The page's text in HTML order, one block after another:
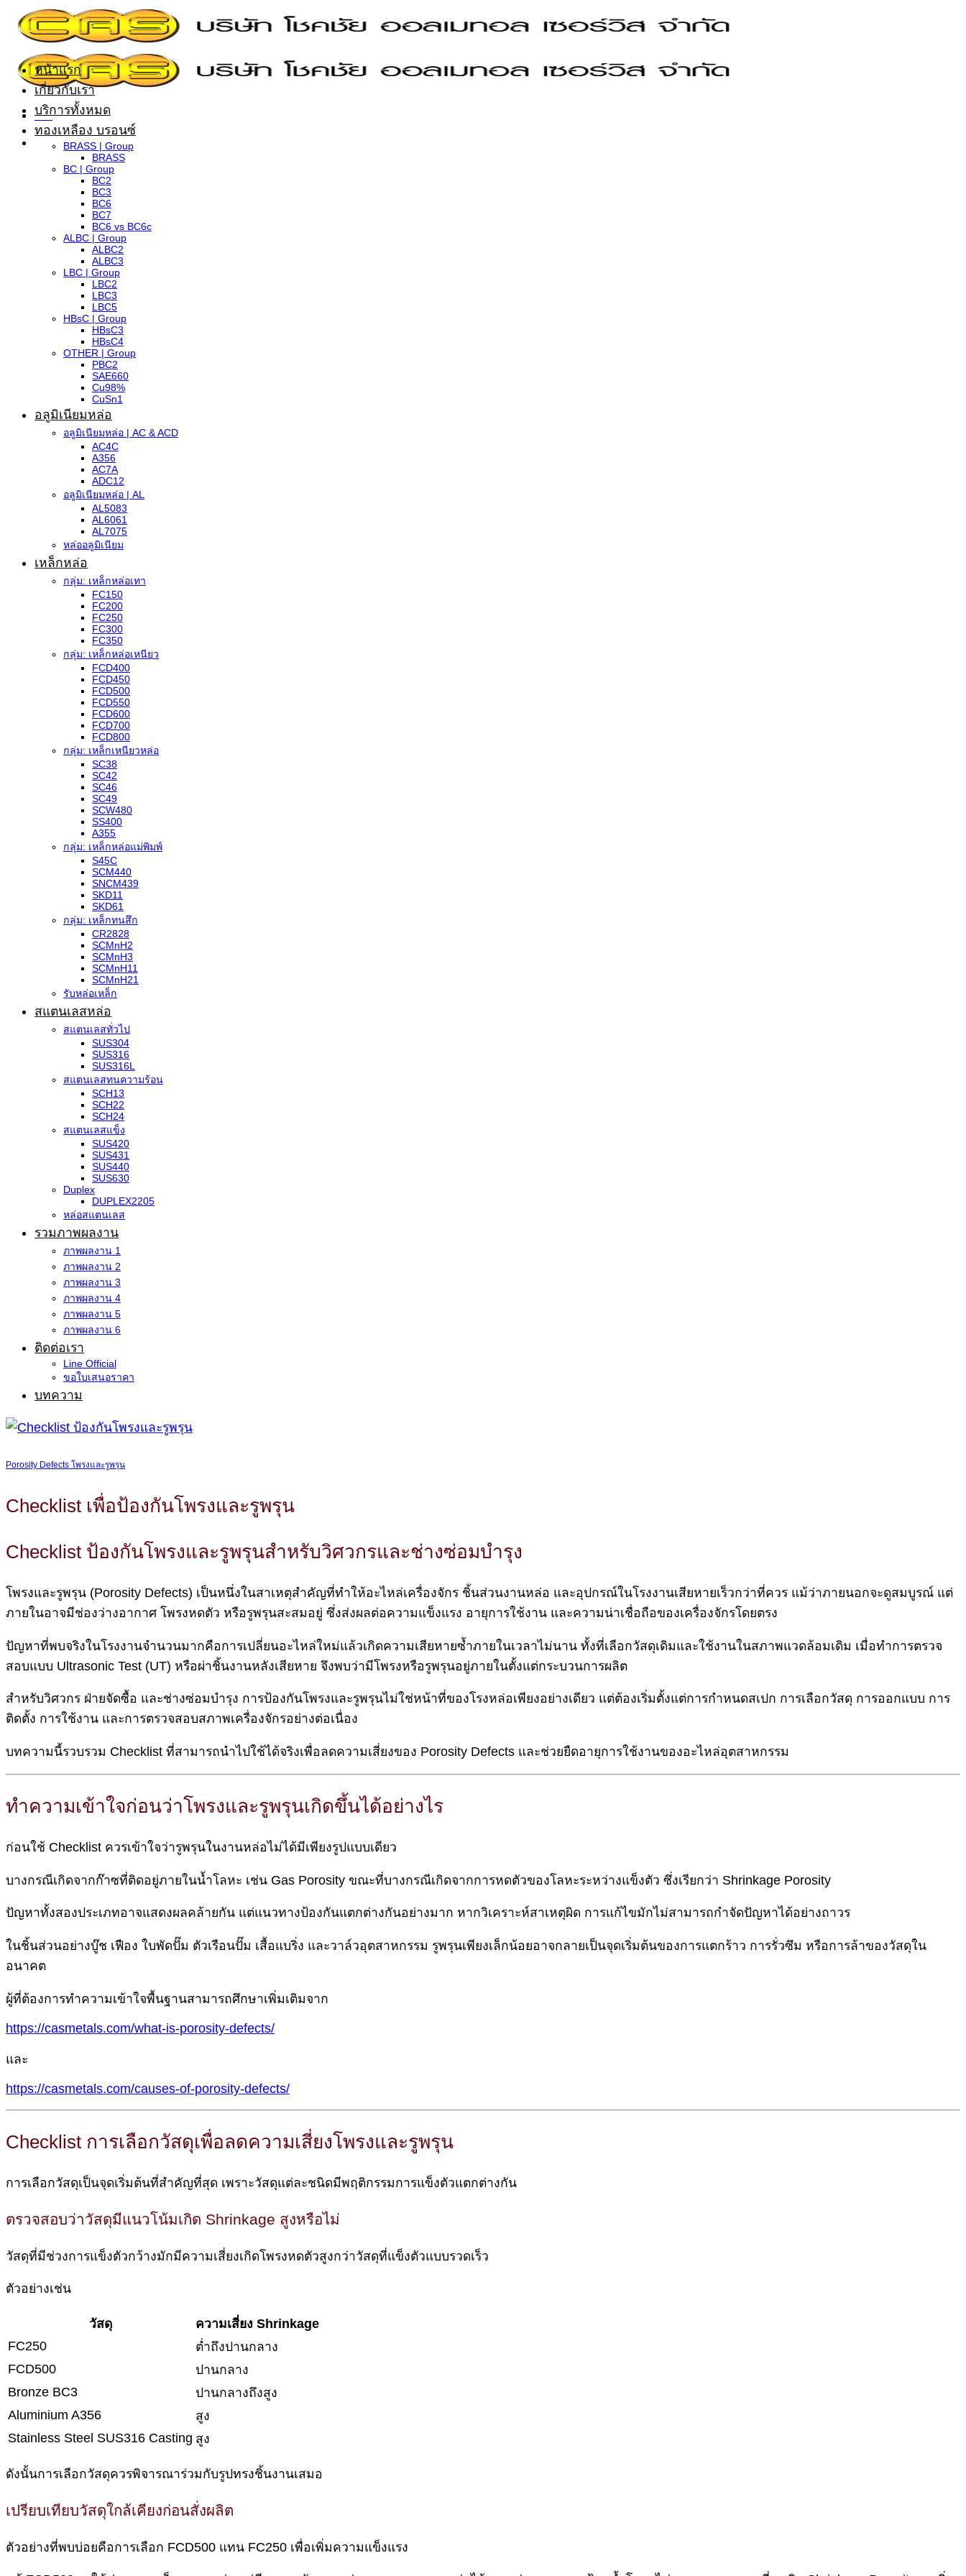
ข้าม
ไป
เนื้อหาหน้าแรก
เกี่ยวกับเรา
บริการทั้งหมด
ทองเหลือง บรอนซ์
BRASS | Group
BRASS
BC | Group
BC2
BC3
BC6
BC7
BC6 vs BC6c
ALBC | Group
ALBC2
ALBC3
LBC | Group
LBC2
LBC3
LBC5
HBsC | Group
HBsC3
HBsC4
OTHER | Group
PBC2
SAE660
Cu98%
CuSn1
อลูมิเนียมหล่อ
อลูมิเนียมหล่อ | AC & ACD
AC4C
A356
AC7A
ADC12
อลูมิเนียมหล่อ | AL
AL5083
AL6061
AL7075
หล่ออลูมิเนียม
เหล็กหล่อ
กลุ่ม: เหล็กหล่อเทา
FC150
FC200
FC250
FC300
FC350
กลุ่ม: เหล็กหล่อเหนียว
FCD400
FCD450
FCD500
FCD550
FCD600
FCD700
FCD800
กลุ่ม: เหล็กเหนียวหล่อ
SC38
SC42
SC46
SC49
SCW480
SS400
A355
กลุ่ม: เหล็กหล่อแม่พิมพ์
S45C
SCM440
SNCM439
SKD11
SKD61
กลุ่ม: เหล็กทนสึก
CR2828
SCMnH2
SCMnH3
SCMnH11
SCMnH21
รับหล่อเหล็ก
สแตนเลสหล่อ
สแตนเลสทั่วไป
SUS304
SUS316
SUS316L
สแตนเลสทนความร้อน
SCH13
SCH22
SCH24
สแตนเลสแข็ง
SUS420
SUS431
SUS440
SUS630
Duplex
DUPLEX2205
หล่อสแตนเลส
รวมภาพผลงาน
ภาพผลงาน 1
ภาพผลงาน 2
ภาพผลงาน 3
ภาพผลงาน 4
ภาพผลงาน 5
ภาพผลงาน 6
ติดต่อเรา
Line Official
ขอใบเสนอราคา
บทความ
Porosity Defects โพรงและรูพรุน
Checklist เพื่อป้องกันโพรงและรูพรุน
Checklist ป้องกันโพรงและรูพรุนสำหรับวิศวกรและช่างซ่อมบำรุง
โพรงและรูพรุน (Porosity Defects) เป็นหนึ่งในสาเหตุสำคัญที่ทำให้อะไหล่เครื่องจักร ชิ้นส่วนงานหล่อ และอุปกรณ์ในโรงงานเสียหายเร็วกว่าที่ควร แม้ว่าภายนอกจะดูสมบูรณ์ แต่
ภายในอาจมีช่องว่างอากาศ โพรงหดตัว หรือรูพรุนสะสมอยู่ ซึ่งส่งผลต่อความแข็งแรง อายุการใช้งาน และความน่าเชื่อถือของเครื่องจักรโดยตรง
ปัญหาที่พบจริงในโรงงานจำนวนมากคือการเปลี่ยนอะไหล่ใหม่แล้วเกิดความเสียหายซ้ำภายในเวลาไม่นาน ทั้งที่เลือกวัสดุเดิมและใช้งานในสภาพแวดล้อมเดิม เมื่อทำการตรวจ
สอบแบบ Ultrasonic Test (UT) หรือผ่าชิ้นงานหลังเสียหาย จึงพบว่ามีโพรงหรือรูพรุนอยู่ภายในตั้งแต่กระบวนการผลิต
สำหรับวิศวกร ฝ่ายจัดซื้อ และช่างซ่อมบำรุง การป้องกันโพรงและรูพรุนไม่ใช่หน้าที่ของโรงหล่อเพียงอย่างเดียว แต่ต้องเริ่มตั้งแต่การกำหนดสเปก การเลือกวัสดุ การออกแบบ การ
ติดตั้ง การใช้งาน และการตรวจสอบสภาพเครื่องจักรอย่างต่อเนื่อง
บทความนี้รวบรวม Checklist ที่สามารถนำไปใช้ได้จริงเพื่อลดความเสี่ยงของ Porosity Defects และช่วยยืดอายุการใช้งานของอะไหล่อุตสาหกรรม
ทำความเข้าใจก่อนว่าโพรงและรูพรุนเกิดขึ้นได้อย่างไร
ก่อนใช้ Checklist ควรเข้าใจว่ารูพรุนในงานหล่อไม่ได้มีเพียงรูปแบบเดียว
บางกรณีเกิดจากก๊าซที่ติดอยู่ภายในน้ำโลหะ เช่น Gas Porosity ขณะที่บางกรณีเกิดจากการหดตัวของโลหะระหว่างแข็งตัว ซึ่งเรียกว่า Shrinkage Porosity
ปัญหาทั้งสองประเภทอาจแสดงผลคล้ายกัน แต่แนวทางป้องกันแตกต่างกันอย่างมาก หากวิเคราะห์สาเหตุผิด การแก้ไขมักไม่สามารถกำจัดปัญหาได้อย่างถาวร
ในชิ้นส่วนอย่างบู๊ช เฟือง ใบพัดปั๊ม ตัวเรือนปั๊ม เสื้อแบริ่ง และวาล์วอุตสาหกรรม รูพรุนเพียงเล็กน้อยอาจกลายเป็นจุดเริ่มต้นของการแตกร้าว การรั่วซึม หรือการล้าของวัสดุใน
อนาคต
ผู้ที่ต้องการทำความเข้าใจพื้นฐานสามารถศึกษาเพิ่มเติมจาก
https://casmetals.com/what-is-porosity-defects/
และ
https://casmetals.com/causes-of-porosity-defects/
Checklist การเลือกวัสดุเพื่อลดความเสี่ยงโพรงและรูพรุน
การเลือกวัสดุเป็นจุดเริ่มต้นที่สำคัญที่สุด เพราะวัสดุแต่ละชนิดมีพฤติกรรมการแข็งตัวแตกต่างกัน
ตรวจสอบว่าวัสดุมีแนวโน้มเกิด Shrinkage สูงหรือไม่
วัสดุที่มีช่วงการแข็งตัวกว้างมักมีความเสี่ยงเกิดโพรงหดตัวสูงกว่าวัสดุที่แข็งตัวแบบรวดเร็ว
ตัวอย่างเช่น
วัสดุ
ความเสี่ยง Shrinkage
FC250
ต่ำถึงปานกลาง
FCD500
ปานกลาง
Bronze BC3
ปานกลางถึงสูง
Aluminium A356
สูง
Stainless Steel SUS316 Casting สูง
ดังนั้นการเลือกวัสดุควรพิจารณาร่วมกับรูปทรงชิ้นงานเสมอ
เปรียบเทียบวัสดุใกล้เคียงก่อนสั่งผลิต
ตัวอย่างที่พบบ่อยคือการเลือก FCD500 แทน FC250 เพื่อเพิ่มความแข็งแรง